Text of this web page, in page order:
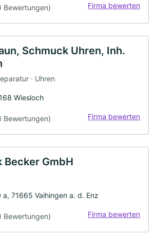
Bewertungen) Firma bewerten
Schmuck Uhren, Inh.
· Uhren
Wiesloch
Bewertungen) Firma bewerten
GmbH
71665 Vaihingen a. d. Enz
Bewertungen) Firma bewerten